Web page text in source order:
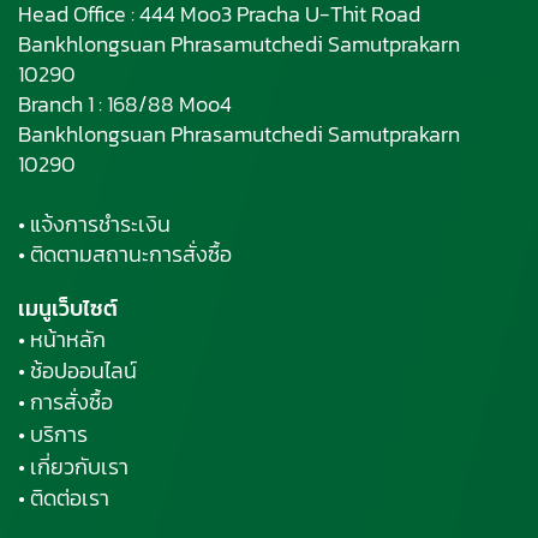
Head Office : 444 Moo3 Pracha U-Thit Road
Bankhlongsuan Phrasamutchedi Samutprakarn
10290
Branch 1 : 168/88 Moo4
Bankhlongsuan Phrasamutchedi Samutprakarn
10290
• แจ้งการชำระเงิน
• ติดตามสถานะการสั่งซื้อ
เมนูเว็บไซต์
• หน้าหลัก
• ช้อปออนไลน์
• การสั่งซื้อ
• บริการ
• เกี่ยวกับเรา
• ติดต่อเรา